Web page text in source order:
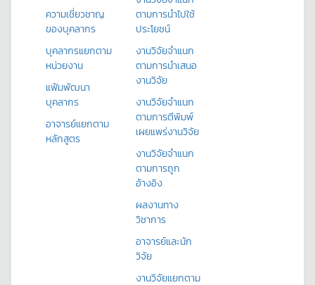
ความเชี่ยวชาญ
ของบุคลากร
บุคลากรแยกตาม
หน่วยงาน
แฟ้มพัฒนา
บุคลากร
อาจารย์แยกตาม
หลักสูตร
ตามการนำไปใช้
ประโยชน์
งานวิจัยจำแนก
ตามการนำเสนอ
งานวิจัย
งานวิจัยจำแนก
ตามการตีพิมพ์
เผยแพร่งานวิจัย
งานวิจัยจำแนก
ตามการถูก
อ้างอิง
ผลงานทาง
วิชาการ
อาจารย์และนัก
วิจัย
งานวิจัยแยกตาม